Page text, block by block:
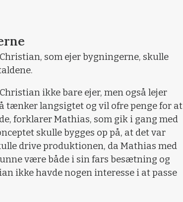
som ejer bygningerne, skulle
ikke bare ejer, men også lejer
tænker langsigtet og vil ofre penge for at
forklarer Mathias, som gik i gang med
skulle bygges op på, at det var
drive produktionen, da Mathias med
være både i sin fars besætning og
ikke havde nogen interesse i at passe